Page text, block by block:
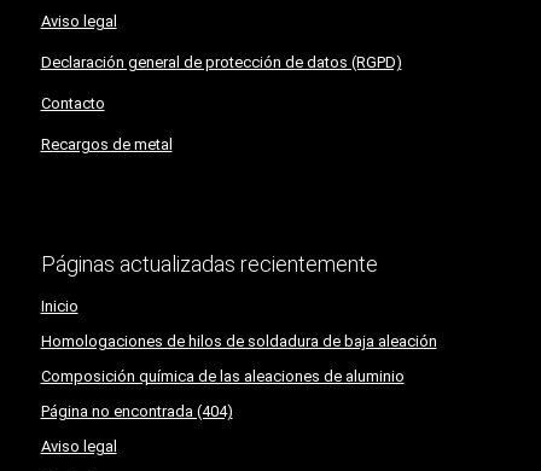
Aviso legal
Declaración general de protección de datos (RGPD)
Contacto
Recargos de metal
Páginas actualizadas recientemente
Inicio
Homologaciones de hilos de soldadura de baja aleación
Composición química de las aleaciones de aluminio
Página no encontrada (404)
Aviso legal